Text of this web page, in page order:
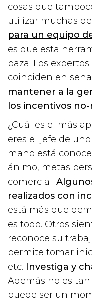
cosas que
utilizar muchas
para un equipo
es que esta
baza. Los
coinciden en
mantener a la
los incentivos
¿Cuál es el más
eres el jefe de
mano está
ánimo, metas
comercial.
realizados con
está más que
es todo. Otros
reconoce su
permite tomar
etc. Investiga y
Además no es
puede ser un